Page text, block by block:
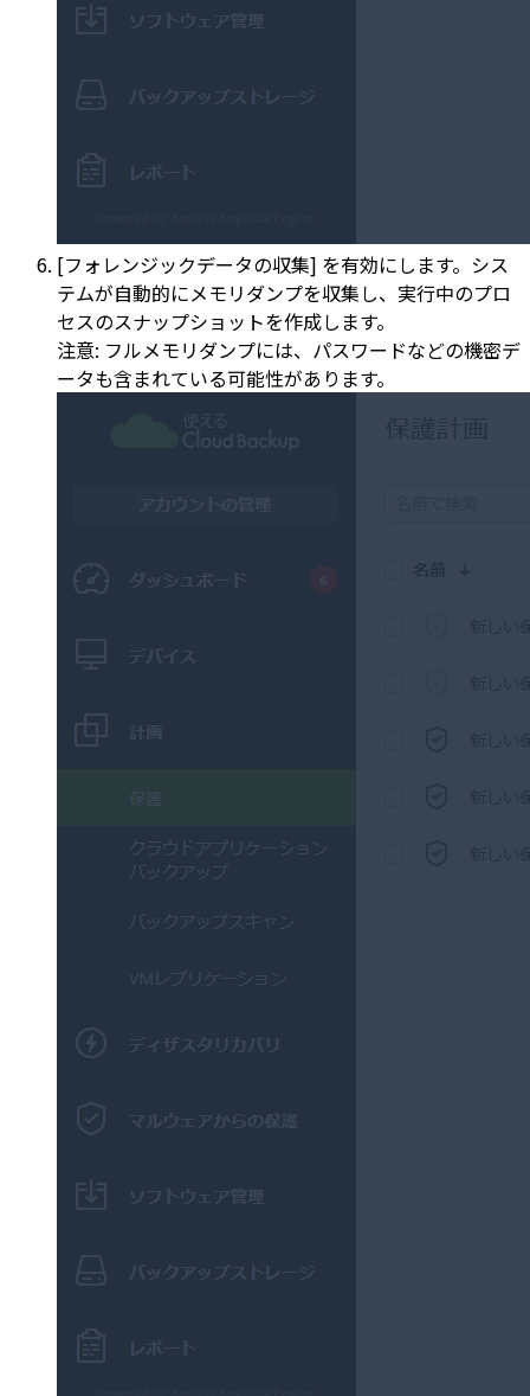
[フォレンジックデータの収集] を有効にします。シス
テムが自動的にメモリダンプを収集し、実行中のプロ
セスのスナップショットを作成します。
注意: フルメモリダンプには、パスワードなどの機密デ
ータも含まれている可能性があります。